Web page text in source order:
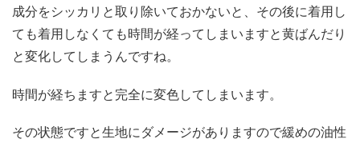
成分をシッカリと取り除いておかないと、その後に着用し
ても着用しなくても時間が経ってしまいますと黄ばんだり
と変化してしまうんですね。
時間が経ちますと完全に変色してしまいます。
その状態ですと生地にダメージがありますので緩めの油性